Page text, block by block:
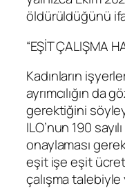
öldürüldüğünü
“EŞİT ÇALIŞMA
Kadınların
ayrımcılığın da
gerektiğini
ILO’nun 190
onaylaması
eşit işe eşit
çalışma